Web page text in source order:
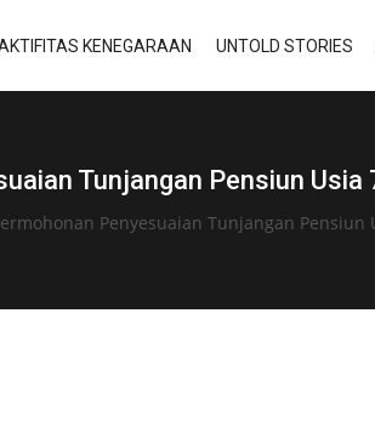
KENEGARAAN UNTOLD STORIES
Tunjangan Pensiun Usia
Penyesuaian Tunjangan Pensiun